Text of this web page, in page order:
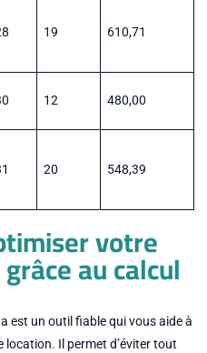
19 610,71
12 480,00
20 548,39
votre
au calcul
est un outil fiable qui vous aide à
Il permet d’éviter tout